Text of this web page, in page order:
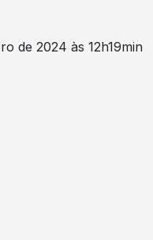
de 2024 às 12h19min